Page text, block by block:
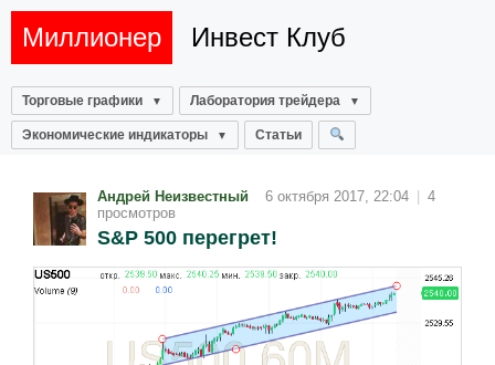
Миллионер Инвест Клуб
Торговые графики Лаборатория трейдера
Экономические индикаторы Статьи
Андрей Неизвестный 6 октября 2017, 22:04
4
просмотров
S&P 500 перегрет!